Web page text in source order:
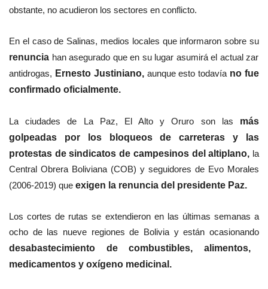
obstante, no acudieron los sectores en conflicto.
En el caso de Salinas, medios locales que informaron sobre su
renuncia han asegurado que en su lugar asumirá el actual zar
antidrogas, Ernesto Justiniano,aunque esto todavía no fue
confirmado oficialmente.
La ciudades de La Paz, El Alto y Oruro son las más
golpeadas por los bloqueos de carreteras y las
protestas de sindicatos de campesinos del altiplano, la
Central Obrera Boliviana (COB) y seguidores de Evo Morales
(2006-2019) que exigen la renuncia del presidente Paz.
Los cortes de rutas se extendieron en las últimas semanas a
ocho de las nueve regiones de Bolivia y están ocasionando
desabastecimiento de combustibles, alimentos,
medicamentos y oxígeno medicinal.